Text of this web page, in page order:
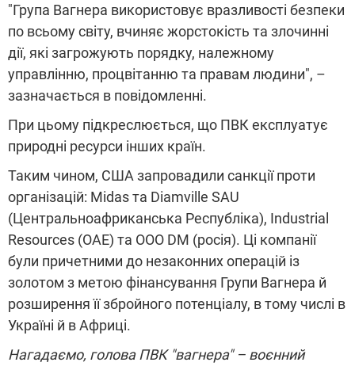
"Група Вагнера використовує вразливості безпеки
по всьому світу, вчиняє жорстокість та злочинні
дії, які загрожують порядку, належному
управлінню, процвітанню та правам людини", –
зазначається в повідомленні.
При цьому підкреслюється, що ПВК експлуатує
природні ресурси інших країн.
Таким чином, США запровадили санкції проти
організацій: Midas та Diamville SAU
(Центральноафриканська Республіка), Industrial
Resources (ОАЕ) та ООО DM (росія). Ці компанії
були причетними до незаконних операцій із
золотом з метою фінансування Групи Вагнера й
розширення її збройного потенціалу, в тому числі в
Україні й в Африці.
Нагадаємо, голова ПВК "вагнера" – воєнний